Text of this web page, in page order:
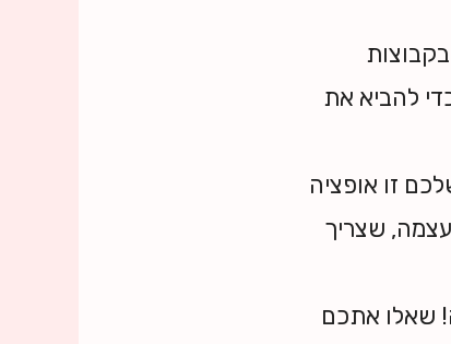
להביא את
זו אופציה
שצריך
שאלו אתכם